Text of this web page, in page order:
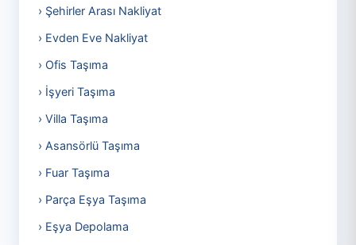
› Şehirler Arası Nakliyat
› Evden Eve Nakliyat
› Ofis Taşıma
› İşyeri Taşıma
› Villa Taşıma
› Asansörlü Taşıma
› Fuar Taşıma
› Parça Eşya Taşıma
› Eşya Depolama